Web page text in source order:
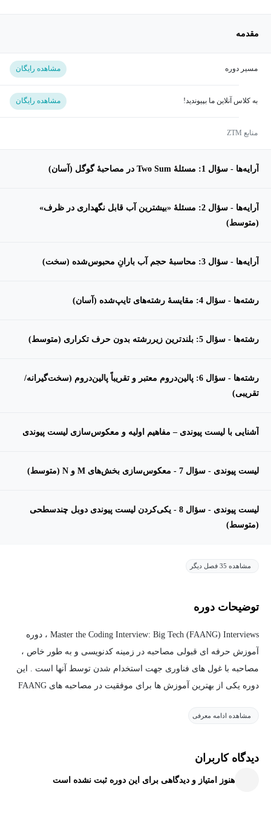
مقدمه
مسیر دوره مشاهده رایگان
به کلاس آنلاین ما بپیوندید! مشاهده رایگان
منابع ZTM
آرایه‌ها - سؤال 1: مسئلهٔ Two Sum در مصاحبهٔ گوگل (آسان)
آرایه‌ها - سؤال 2: مسئلهٔ «بیشترین آب قابل نگهداری در ظرف»
(متوسط)
آرایه‌ها - سؤال 3: محاسبهٔ حجم آب بارانِ محبوس‌شده (سخت)
رشته‌ها - سؤال 4: مقایسهٔ رشته‌های تایپ‌شده (آسان)
رشته‌ها - سؤال 5: بلندترین زیررشته بدون حرف تکراری (متوسط)
رشته‌ها - سؤال 6: پالین‌دروم معتبر و تقریباً پالین‌دروم (سخت‌گیرانه/
تقریبی)
آشنایی با لیست پیوندی – مفاهیم اولیه و معکوس‌سازی لیست پیوندی
لیست پیوندی - سؤال 7 - معکوس‌سازی بخش‌های M و N (متوسط)
لیست پیوندی - سؤال 8 - یکی‌کردن لیست پیوندی دوبل چندسطحی
(متوسط)
مشاهده 35 فصل دیگر
توضیحات دوره
Master the Coding Interview: Big Tech (FAANG) Interviews ، دوره
آموزش حرفه ای قبولی مصاحبه در زمینه کدنویسی و به طور خاص ،
مصاحبه با غول های فناوری جهت استخدام شدن توسط آنها است . این
دوره یکی از بهترین آموزش ها برای موفقیت در مصاحبه های FAANG
ها و تکنیک های یاد داده شده برای موفقیت در مصاحبه ها و آزمون های
دانش کد نویسی بالا ، نمیتوانند به سوالات مربوط پاسخ مناسب دهند و
مشاهده ادامه معرفی
دیدگاه کاربران
هنوز امتیاز و دیدگاهی برای این دوره ثبت نشده است